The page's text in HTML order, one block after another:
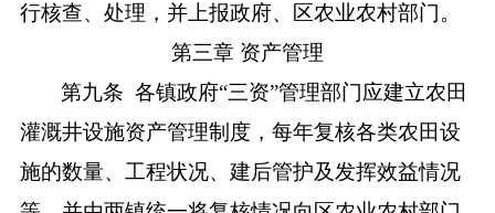
行核查、处理，并上报政府、区农业农村部门。
第三章 资产管理
第九条 各镇政府“三资”管理部门应建立农田
灌溉井设施资产管理制度，每年复核各类农田设
施的数量、工程状况、建后管护及发挥效益情况